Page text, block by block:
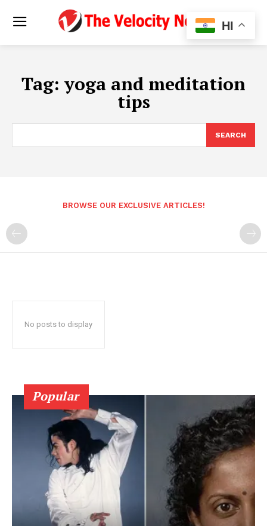
Tag: yoga and meditation
tips
SEARCH
BROWSE OUR EXCLUSIVE ARTICLES!
No posts to display
Popular
HI